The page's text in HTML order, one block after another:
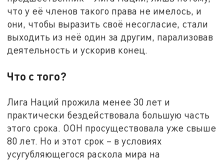
что у её членов такого права не имелось, и
они, чтобы выразить своё несогласие, стали
выходить из неё один за другим, парализовав
деятельность и ускорив конец.
Что с того?
Лига Наций прожила менее 30 лет и
практически бездействовала большую часть
этого срока. ООН просуществовала уже свыше
80 лет. Но и этот срок – в условиях
усугубляющегося раскола мира на